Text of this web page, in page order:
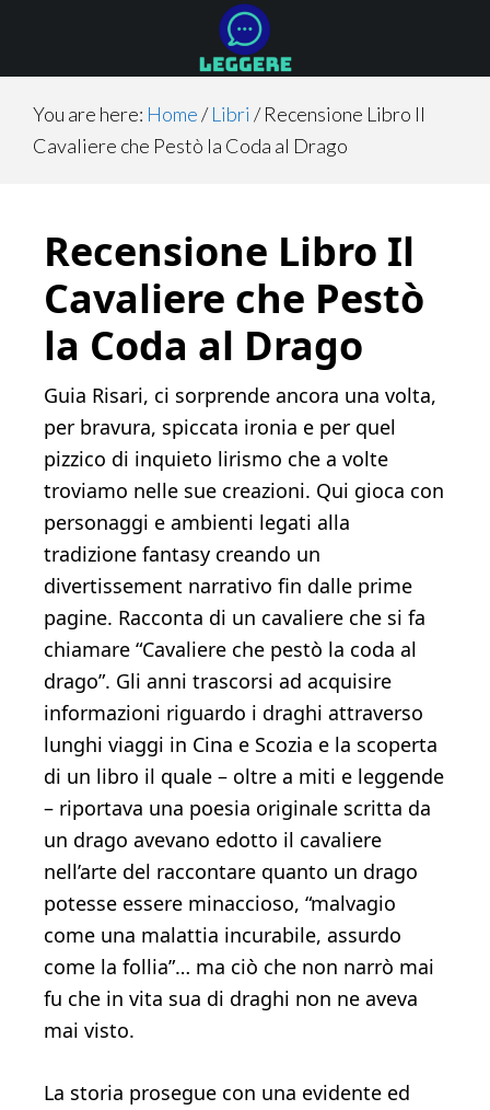
main
content
primary
sidebar
footer
You are here: Home/ Libri /Recensione Libro Il
Cavaliere che Pestò la Coda al Drago
Recensione Libro Il
Cavaliere che Pestò
la Coda al Drago
Guia Risari, ci sorprende ancora una volta,
per bravura, spiccata ironia e per quel
pizzico di inquieto lirismo che a volte
troviamo nelle sue creazioni. Qui gioca con
personaggi e ambienti legati alla
tradizione fantasy creando un
divertissement narrativo fin dalle prime
pagine. Racconta di un cavaliere che si fa
chiamare “Cavaliere che pestò la coda al
drago”. Gli anni trascorsi ad acquisire
informazioni riguardo i draghi attraverso
lunghi viaggi in Cina e Scozia e la scoperta
di un libro il quale – oltre a miti e leggende
– riportava una poesia originale scritta da
un drago avevano edotto il cavaliere
nell’arte del raccontare quanto un drago
potesse essere minaccioso, “malvagio
come una malattia incurabile, assurdo
come la follia”… ma ciò che non narrò mai
fu che in vita sua di draghi non ne aveva
mai visto.
La storia prosegue con una evidente ed